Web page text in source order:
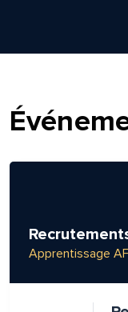
Apprentissage